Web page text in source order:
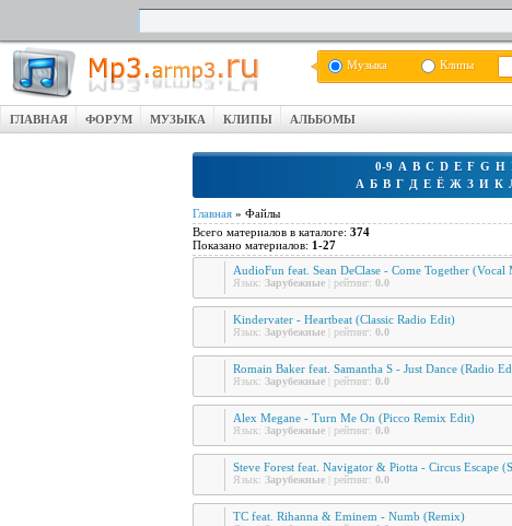
Музыка Клипы
ГЛАВНАЯ ФОРУМ МУЗЫКА КЛИПЫ АЛЬБОМЫ
0-9 A B C D E F G H
А Б В Г Д Е Ё Ж З И К
Главная » Файлы
Всего материалов в каталоге: 374
Показано материалов: 1-27
AudioFun feat. Sean DeClase - Come Together (Vocal
Язык: Зарубежные | рейтинг: 0.0
Kindervater - Heartbeat (Classic Radio Edit)
Язык: Зарубежные | рейтинг: 0.0
Romain Baker feat. Samantha S - Just Dance (Radio
Язык: Зарубежные | рейтинг: 0.0
Alex Megane - Turn Me On (Picco Remix Edit)
Язык: Зарубежные | рейтинг: 0.0
Steve Forest feat. Navigator & Piotta - Circus Escape
Язык: Зарубежные | рейтинг: 0.0
TC feat. Rihanna & Eminem - Numb (Remix)